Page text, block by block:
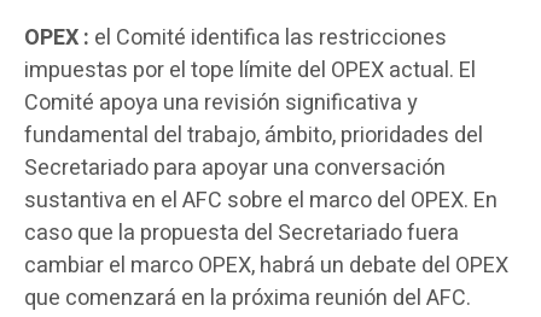
OPEX : el Comité identifica las restricciones
impuestas por el tope límite del OPEX actual. El
Comité apoya una revisión significativa y
fundamental del trabajo, ámbito, prioridades del
Secretariado para apoyar una conversación
sustantiva en el AFC sobre el marco del OPEX. En
caso que la propuesta del Secretariado fuera
cambiar el marco OPEX, habrá un debate del OPEX
que comenzará en la próxima reunión del AFC.